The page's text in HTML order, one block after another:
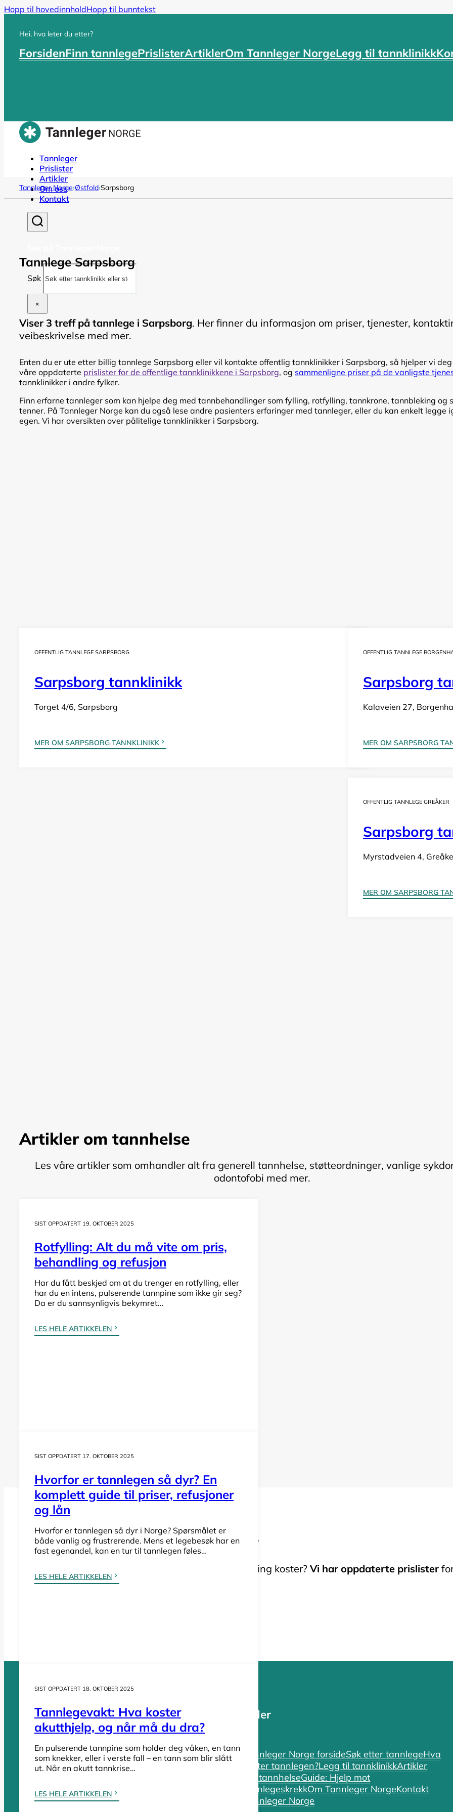
Hopp til hovedinnholdHopp til bunntekst
Hei, hva leter du etter?
ForsidenFinn tannlegePrislisterArtiklerOm Tannleger NorgeLegg til tannklinikk
Tannleger
Prislister
Artikler
Om oss
Kontakt
Søk
×
Tannleger Norge›Østfold›Sarpsborg
Tannlege Sarpsborg
Viser 3 treff på tannlege i Sarpsborg. Her finner du informasjon om priser, tjenester,
veibeskrivelse med mer.
Enten du er ute etter billig tannlege Sarpsborg eller vil kontakte offentlig tannklinikker i Sarpsborg, så hjelper vi deg
våre oppdaterte prislister for de offentlige tannklinikkene i Sarpsborg, og sammenligne priser på de vanligste
tannklinikker i andre fylker.
Finn erfarne tannleger som kan hjelpe deg med tannbehandlinger som fylling, rotfylling, tannkrone, tannbleking og
tenner. På Tannleger Norge kan du også lese andre pasienters erfaringer med tannleger, eller du kan enkelt legge
egen. Vi har oversikten over pålitelige tannklinikker i Sarpsborg.
OFFENTLIG TANNLEGE SARPSBORG
Sarpsborg tannklinikk
Torget 4/6, Sarpsborg
MER OM SARPSBORG TANNKLINIKK
OFFENTLIG TANNLEGE
Sarpsborg
Kalaveien 27,
MER OM SARPSBORG
OFFENTLIG TANNLEGE GREÅKER
Sarpsborg
Myrstadveien 4,
MER OM SARPSBORG
Artikler om tannhelse
Les våre artikler som omhandler alt fra generell tannhelse, støtteordninger, vanlige
odontofobi med mer.
SIST OPPDATERT 19. OKTOBER 2025
Rotfylling: Alt du må vite om pris,
behandling og refusjon
Har du fått beskjed om at du trenger en rotfylling, eller
har du en intens, pulserende tannpine som ikke gir seg?
Da er du sannsynligvis bekymret…
LES HELE ARTIKKELEN
SIST OPPDATERT 17. OKTOBER 2025
Hvorfor er tannlegen så dyr? En
komplett guide til priser, refusjoner
og lån
Hvorfor er tannlegen så dyr i Norge? Spørsmålet er
både vanlig og frustrerende. Mens et legebesøk har en
fast egenandel, kan en tur til tannlegen føles…
LES HELE ARTIKKELEN
SIST OPPDATERT 18. OKTOBER 2025
Tannlegevakt: Hva koster
akutthjelp, og når må du dra?
En pulserende tannpine som holder deg våken, en tann
som knekker, eller i verste fall – en tann som blir slått
ut. Når en akutt tannkrise…
LES HELE ARTIKKELEN
Hva koster tannlegen i Sarpsborg?
Lurer du på hva en undersøkelse, tannrens eller fylling koster? Vi har oppdaterte prislister
offentlig tannhelsetjenesten i Sarpsborg.
Tannleger etter fylke
Tannleger Agder
Tannleger Akershus
Tannleger Finnmark
Sider
Tannleger Norge forsideSøk etter tannlegeHva
koster tannlegen?Legg til tannklinikkArtikler
om tannhelseGuide: Hjelp mot
tannlegeskrekkOm Tannleger NorgeKontakt
Tannleger Norge